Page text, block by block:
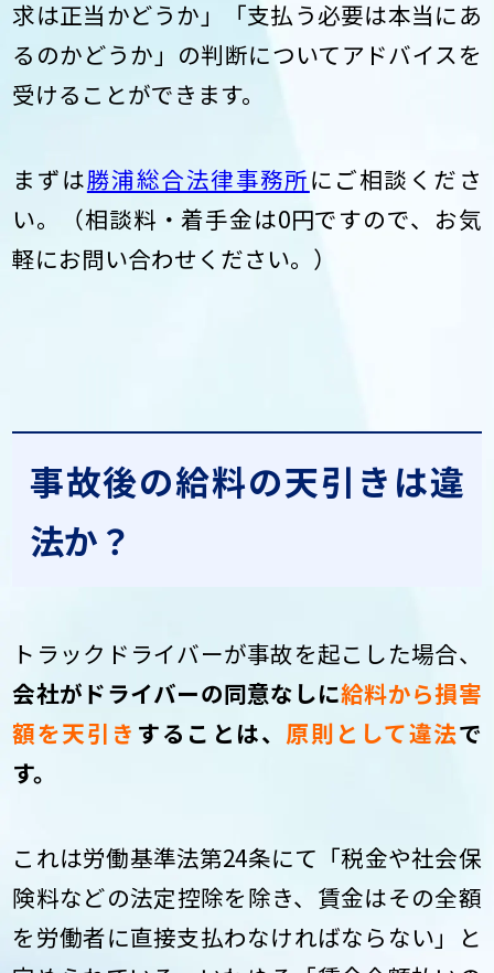
求は正当かどうか」「支払う必要は本当にあ
るのかどうか」の判断についてアドバイスを
受けることができます。
まずは勝浦総合法律事務所にご相談くださ
い。（相談料・着手金は0円ですので、お気
軽にお問い合わせください。）
事故後の給料の天引きは違
法か？
トラックドライバーが事故を起こした場合、
会社がドライバーの同意なしに給料から損害
額を天引き することは、 原則として違法で
す。
これは労働基準法第24条にて「税金や社会保
険料などの法定控除を除き、賃金はその全額
を労働者に直接支払わなければならない」と